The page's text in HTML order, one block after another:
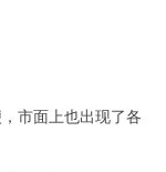
市面上也出现了各